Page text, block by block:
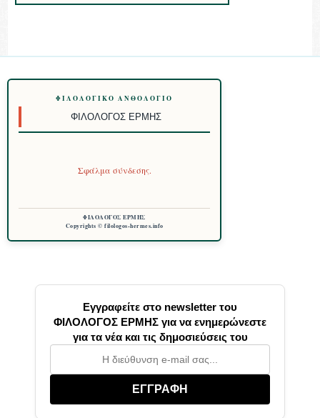
ΦΙΛΟΛΟΓΙΚΌ ΑΝΘΟΛΌΓΙΟ
ΦΙΛΌΛΟΓΟΣ ΕΡΜΉΣ
Σφάλμα σύνδεσης.
ΦΙΛΟΛΟΓΟΣ ΕΡΜΗΣ
Copyrights © filologos-hermes.info
Εγγραφείτε στο newsletter του
ΦΙΛΟΛΟΓΟΣ ΕΡΜΗΣ για να ενημερώνεστε
για τα νέα και τις δημοσιεύσεις του
ΕΓΓΡΑΦΗ